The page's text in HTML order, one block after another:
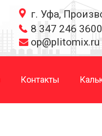
г. Уфа,
8 347 246 3600
op@plitomix.ru
Контакты